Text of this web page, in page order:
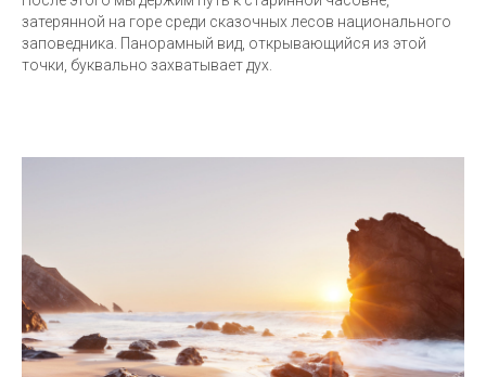
затерянной на горе среди сказочных лесов национального
заповедника. Панорамный вид, открывающийся из этой
точки, буквально захватывает дух.